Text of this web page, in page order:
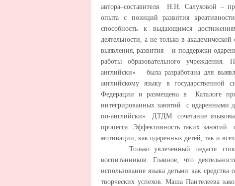
автора–составителя Н.Н. Салуховой –
опыта с позиций развития
способность к выдающимся
деятельности, а не только в
выявления, развития и поддержки
работы образовательного
английски» была разработана для
английскому языку в государственной
Федерации и размещена в Каталоге
интегрированных занятий с одаренными
по-английски» ДТДМ: сочетание
процесса. Эффективность таких занятий
мотивации, как одаренных детей, так и
Только увлеченный педагог
воспитанников. Главное, что
использование языка детьми как
творческих успехов. Маша Пантелеева